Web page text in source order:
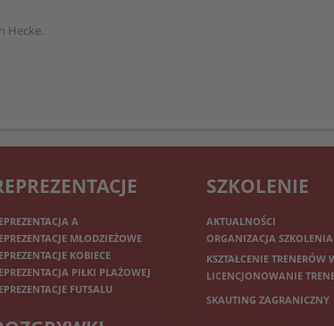
Hecke.
A
MŁODZIEŻOWE
KOBIECE
PIŁKI PLAŻOWEJ
FUTSALU
SZKOLENIE
AKTUALNOŚCI
ORGANIZACJA SZKOLENIA
KSZTAŁCENIE TRENERÓW
LICENCJONOWANIE
SKAUTING ZAGRANICZNY